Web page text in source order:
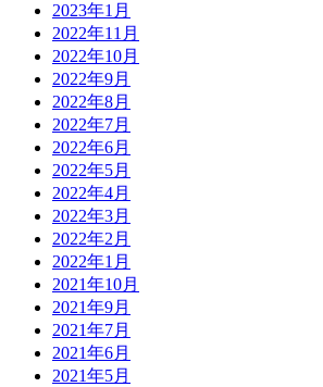
2023年1月
2022年11月
2022年10月
2022年9月
2022年8月
2022年7月
2022年6月
2022年5月
2022年4月
2022年3月
2022年2月
2022年1月
2021年10月
2021年9月
2021年7月
2021年6月
2021年5月